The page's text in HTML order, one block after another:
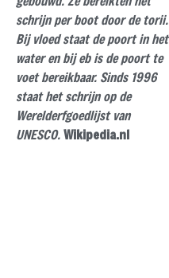
schrijn per boot door de torii.
Bij vloed staat de poort in het
water en bij eb is de poort te
voet bereikbaar. Sinds 1996
staat het schrijn op de
Werelderfgoedlijst van
UNESCO.Wikipedia.nl